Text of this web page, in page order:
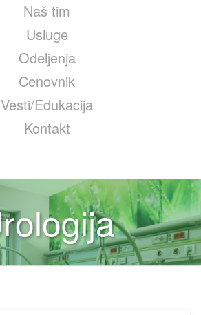
Naš tim
Usluge
Odeljenja
Cenovnik
Vesti/Edukacija
Kontakt